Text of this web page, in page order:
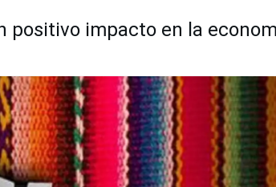
positivo impacto en la